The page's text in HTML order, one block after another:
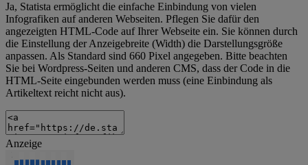
Ja, Statista ermöglicht die einfache Einbindung von vielen
Infografiken auf anderen Webseiten. Pflegen Sie dafür den
angezeigten HTML-Code auf Ihrer Webseite ein. Sie können durch
die Einstellung der Anzeigebreite (Width) die Darstellungsgröße
anpassen. Als Standard sind 660 Pixel angegeben. Bitte beachten
Sie bei Wordpress-Seiten und anderen CMS, dass der Code in die
HTML-Seite eingebunden werden muss (eine Einbindung als
Artikeltext reicht nicht aus).
Anzeige